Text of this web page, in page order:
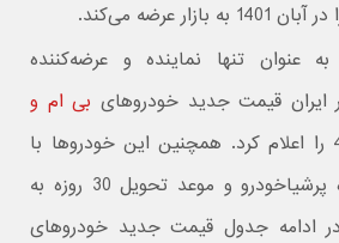
به عنوان تنها نماینده و عرضه‌کننده
قیمت جدید خودروهای بی ام و
و بی ام ایکس 4 را اعلام کرد. همچنین این خودروها با
گارانتی یک ساله ویژه پرشیاخودرو و موعد تحویل 30 روزه به
ادامه جدول قیمت جدید خودروهای